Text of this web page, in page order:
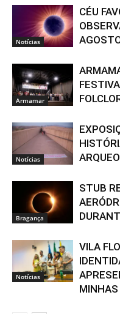
Notícias
CÉU
Armamar
Notícias
Bragança
STUB
Notícias
VILA
MINHAS